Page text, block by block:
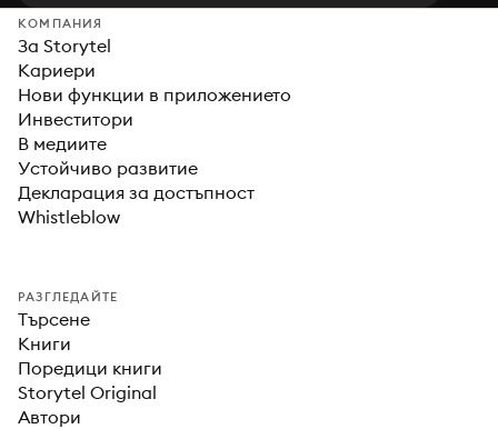
КОМПАНИЯ
За Storytel
Кариери
Нови функции в приложението
Инвеститори
В медиите
Устойчиво развитие
Декларация за достъпност
Whistleblow
РАЗГЛЕДАЙТЕ
Търсене
Книги
Поредици книги
Storytel Original
Автори